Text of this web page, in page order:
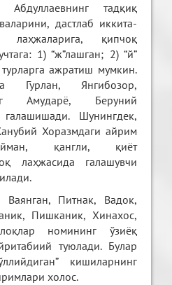
тадқиқ
дастлаб иккита-
қипчоқ
1) “ж”лашган; 2) “й”
ажратиш мумкин.
Гурлан, Янгибозор,
Амударё, Беруний
Шунингдек,
Хоразмдаги айрим
қангли, қиёт
лаҳжасида галашувчи
Питнак, Вадок,
Пишканик, Хинахос,
номининг ўзиёқ
туюлади. Булар
кишиларнинг
холос.